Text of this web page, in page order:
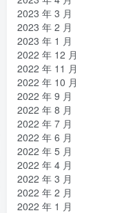
2023 年 3 月
2023 年 2 月
2023 年 1 月
2022 年 12 月
2022 年 11 月
2022 年 10 月
2022 年 9 月
2022 年 8 月
2022 年 7 月
2022 年 6 月
2022 年 5 月
2022 年 4 月
2022 年 3 月
2022 年 2 月
2022 年 1 月